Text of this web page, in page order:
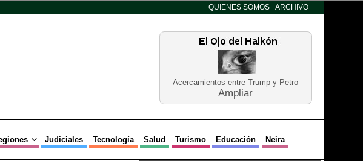
QUIENES SOMOS ARCHIVO
Acercamientos entre Trump y Petro
Ampliar
Judiciales Tecnología Salud Turismo Educación Neira